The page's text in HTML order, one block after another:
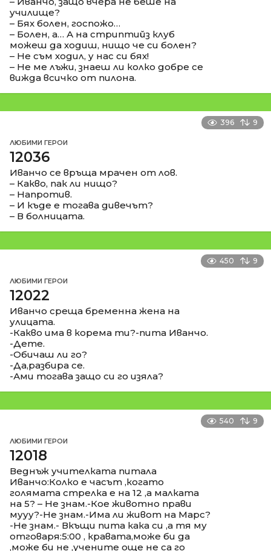
училище?
– Бях болен, госпожо…
– Болен, а… А на стриптийз клуб
можеш да ходиш, нищо че си болен?
– Не съм ходил, у нас си бях!
– Не ме лъжи, знаеш ли колко добре се
вижда всичко от пилона.
396 9
ЛЮБИМИ ГЕРОИ
12036
Иванчо се връща мрачен от лов.
– Какво, пак ли нищо?
– Напротив.
– И къде е тогава дивечът?
– В болницата.
450 9
ЛЮБИМИ ГЕРОИ
12022
Иванчо среща бременна жена на
улицата.
-Какво има в корема ти?-пита Иванчо.
-Дете.
-Обичаш ли го?
-Да,разбира се.
-Ами тогава защо си го изяла?
540 9
ЛЮБИМИ ГЕРОИ
12018
Веднъж учителката питала
Иванчо:Колко е часът ,когато
голямата стрелка е на 12 ,а малката
на 5? – Не знам.-Кое животно прави
мууу?-Не знам.-Има ли живот на Марс?
-Не знам.- Вкъщи пита кака си ,а тя му
отговаря:5:00 , кравата,може би да
,може би не ,учените още не са го